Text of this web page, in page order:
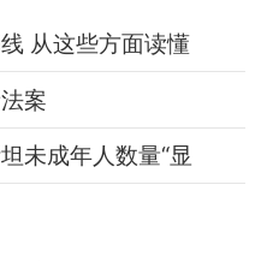
从这些方面读懂
案
未成年人数量“显